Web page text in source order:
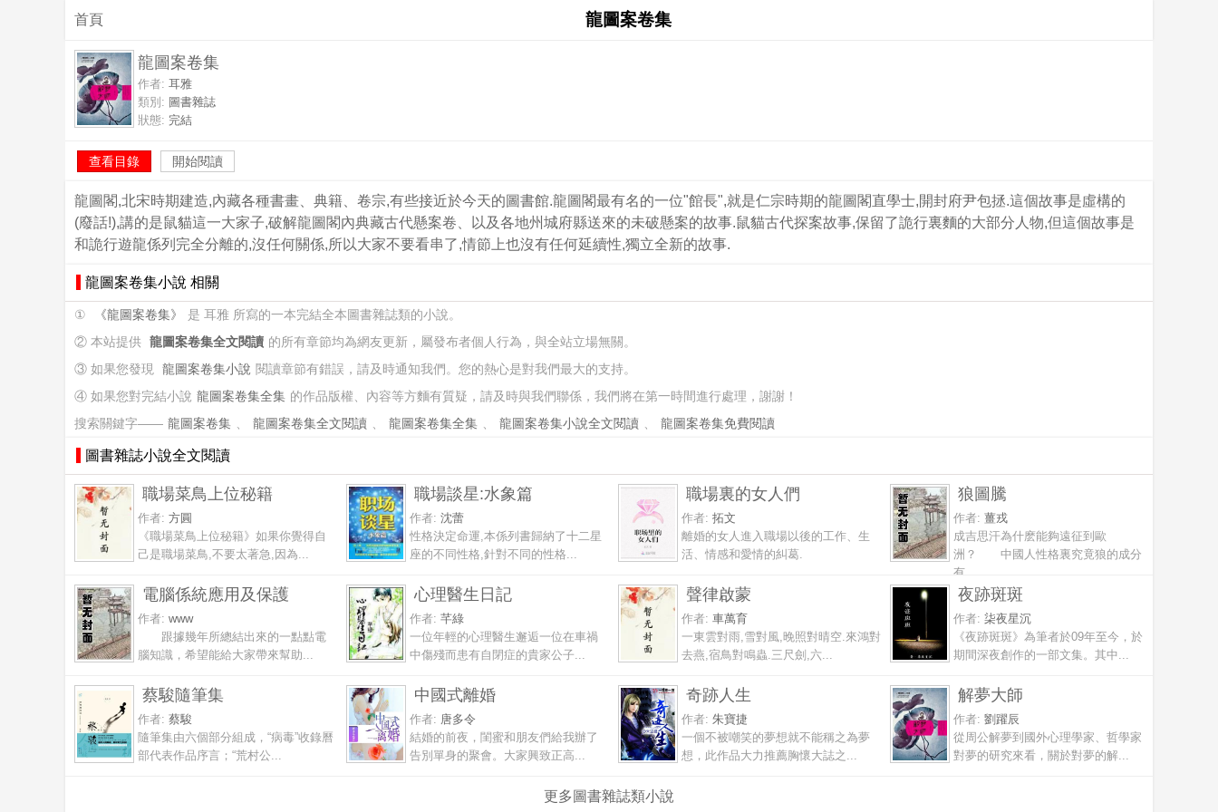
首頁 龍圖案卷集
龍圖案卷集
作者: 耳雅
類別: 圖書雜誌
狀態: 完結
查看目錄 開始閱讀
龍圖閣,北宋時期建造,內藏各種書畫、典籍、卷宗,有些接近於今天的圖書館.龍圖閣最有名的一位"館長",就是仁宗時期的龍圖閣直學士,開封府尹包拯.這個故事是虛構的
(廢話!),講的是鼠貓這一大家子,破解龍圖閣內典藏古代懸案卷、以及各地州城府縣送來的未破懸案的故事.鼠貓古代探案故事,保留了詭行裏麵的大部分人物,但這個故事是
和詭行遊龍係列完全分離的,沒任何關係,所以大家不要看串了,情節上也沒有任何延續性,獨立全新的故事.
龍圖案卷集小說 相關
① 《龍圖案卷集》
是 耳雅 所寫的一本完結全本圖書雜誌類的小說。
② 本站提供 龍圖案卷集全文閱讀 的所有章節均為網友更新，屬發布者個人行為，與全站立場無關。
③ 如果您發現 龍圖案卷集小說 閱讀章節有錯誤，請及時通知我們。您的熱心是對我們最大的支持。
④ 如果您對完結小說 龍圖案卷集全集 的作品版權、內容等方麵有質疑，請及時與我們聯係，我們將在第一時間進行處理，謝謝！
搜索關鍵字—— 龍圖案卷集 、 龍圖案卷集全文閱讀 、 龍圖案卷集全集 、 龍圖案卷集小說全文閱讀 、 龍圖案卷集免費閱讀
圖書雜誌小說全文閱讀
職場菜鳥上位秘籍
作者: 方圓
《職場菜鳥上位秘籍》如果你覺得自
己是職場菜鳥,不要太著急,因為...
職場談星:水象篇
作者: 沈蕾
性格決定命運,本係列書歸納了十二星
座的不同性格,針對不同的性格...
職場裏的女人們
作者: 拓文
離婚的女人進入職場以後的工作、生
活、情感和愛情的糾葛.
狼圖騰
作者: 薑戎
成吉思汗為什麽能夠遠征到歐
洲？ 中國人性格裏究竟狼的成分
有...
電腦係統應用及保護
作者: www
跟據幾年所總結出來的一點點電
腦知識，希望能給大家帶來幫助...
心理醫生日記
作者: 芊綠
一位年輕的心理醫生邂逅一位在車禍
中傷殘而患有自閉症的貴家公子...
聲律啟蒙
作者: 車萬育
一東雲對雨,雪對風,晚照對晴空.來鴻對
去燕,宿鳥對鳴蟲.三尺劍,六...
夜跡斑斑
作者: 柒夜星沉
《夜跡斑斑》為筆者於09年至今，於
期間深夜創作的一部文集。其中...
蔡駿隨筆集
作者: 蔡駿
隨筆集由六個部分組成，“病毒”收錄曆
部代表作品序言；“荒村公...
中國式離婚
作者: 唐多令
結婚的前夜，閨蜜和朋友們給我辦了
告別單身的聚會。大家興致正高...
奇跡人生
作者: 朱寶捷
一個不被嘲笑的夢想就不能稱之為夢
想，此作品大力推薦胸懷大誌之...
解夢大師
作者: 劉躍辰
從周公解夢到國外心理學家、哲學家
對夢的研究來看，關於對夢的解...
更多圖書雜誌類小說